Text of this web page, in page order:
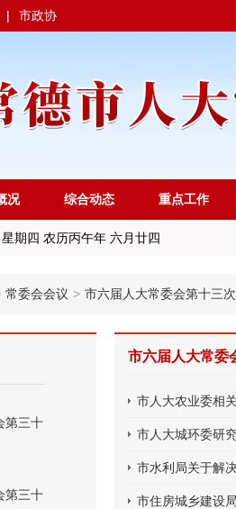
| 市政协
况 综合动态 重点工作
期四 农历丙午年 六月廿四
常委会会议 > 市六届人大常委会第十三
第三十
第三十
市六届人大常委
市人大农业委相
市人大城环委研
市水利局关于解
市住房城乡建设